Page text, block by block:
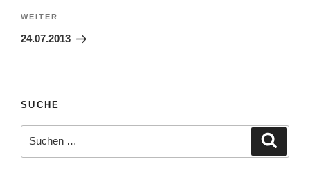
Nächster
Beitrag
WEITER
24.07.2013
SUCHE